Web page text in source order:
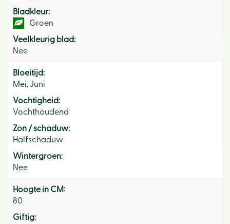
Bladkleur:
Groen
Veelkleurig blad:
Nee
Bloeitijd:
Mei, Juni
Vochtigheid:
Vochthoudend
Zon / schaduw:
Halfschaduw
Wintergroen:
Nee
Hoogte in CM:
80
Giftig: